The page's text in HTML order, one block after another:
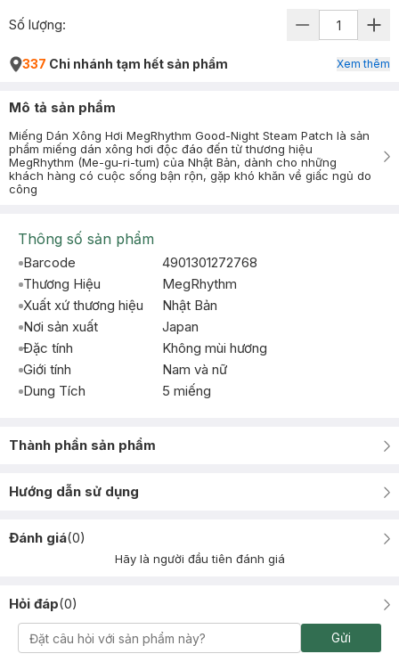
Số lượng:
337 Chi nhánh tạm hết sản phẩm Xem thêm
Mô tả sản phẩm
Miếng Dán Xông Hơi MegRhythm Good-Night Steam Patch là sản
phẩm miếng dán xông hơi độc đáo đến từ thương hiệu
MegRhythm (Me-gu-ri-tum) của Nhật Bản, dành cho những
khách hàng có cuộc sống bận rộn, gặp khó khăn về giấc ngủ do
công
Thông số sản phẩm
Barcode
4901301272768
Thương Hiệu
MegRhythm
Xuất xứ thương hiệu
Nhật Bản
Nơi sản xuất
Japan
Đặc tính
Không mùi hương
Giới tính
Nam và nữ
Dung Tích
5 miếng
Thành phần sản phẩm
Hướng dẫn sử dụng
Đánh giá(0)
Hãy là người đầu tiên đánh giá
Hỏi đáp(0)
Gửi